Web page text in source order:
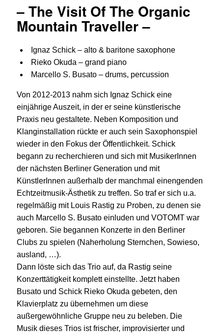
– The Visit Of The Organic
Mountain Traveller –
Ignaz Schick – alto & baritone saxophone
Rieko Okuda – grand piano
Marcello S. Busato – drums, percussion
Von 2012-2013 nahm sich Ignaz Schick eine
einjährige Auszeit, in der er seine künstlerische
Praxis neu gestaltete. Neben Komposition und
Klanginstallation rückte er auch sein Saxophonspiel
wieder in den Fokus der Öffentlichkeit. Schick
begann zu recherchieren und sich mit MusikerInnen
der nächsten Berliner Generation und mit
KünstlerInnen außerhalb der manchmal einengenden
Echtzeitmusik-Ästhetik zu treffen. So traf er sich u.a.
regelmäßig mit Louis Rastig zu Proben, zu denen sie
auch Marcello S. Busato einluden und VOTOMT war
geboren. Sie begannen Konzerte in den Berliner
Clubs zu spielen (Naherholung Sternchen, Sowieso,
ausland, …).
Dann löste sich das Trio auf, da Rastig seine
Konzerttätigkeit komplett einstellte. Jetzt haben
Busato und Schick Rieko Okuda gebeten, den
Klavierplatz zu übernehmen um diese
außergewöhnliche Gruppe neu zu beleben. Die
Musik dieses Trios ist frischer, improvisierter und